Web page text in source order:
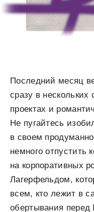
Последний месяц
сразу в
проектах и
Не пугайтесь
в своем
немного отпустить
на корпоративных
Лагерфельдом,
всем, кто лежит в
обертывания перед